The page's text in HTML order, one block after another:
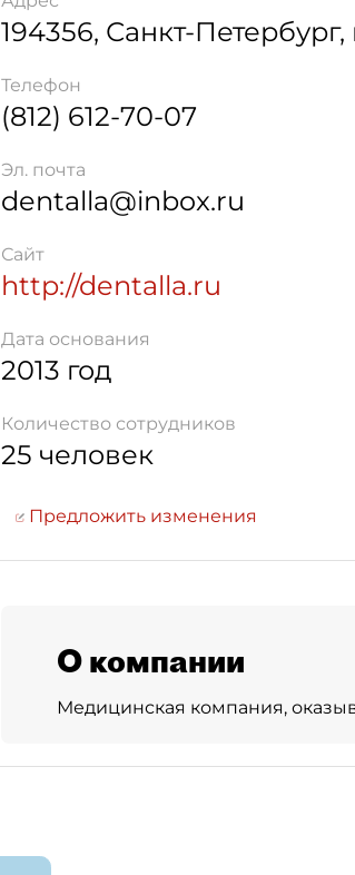
194356, Санкт-Петербург,
Телефон
(812) 612-70-07
Эл. почта
dentalla@inbox.ru
Сайт
http://dentalla.ru
Дата основания
2013 год
Количество сотрудников
25 человек
Предложить изменения
О компании
Медицинская компания,